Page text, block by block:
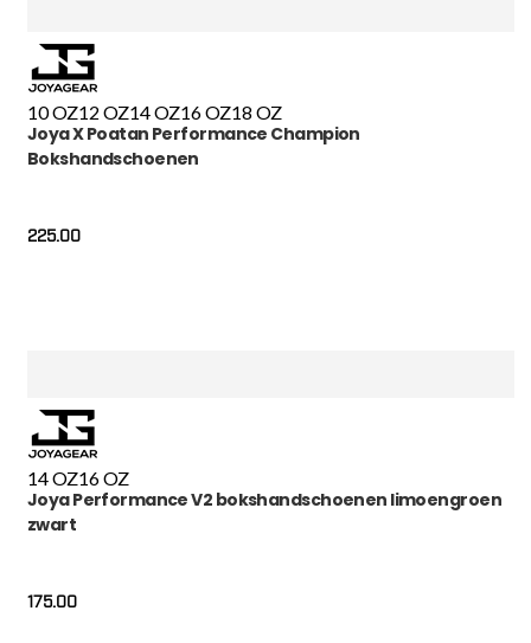
10 OZ12 OZ14 OZ16 OZ18 OZ
Joya X Poatan Performance Champion
Bokshandschoenen
225.00
14 OZ16 OZ
Joya Performance V2 bokshandschoenen limoengroen
zwart
175.00